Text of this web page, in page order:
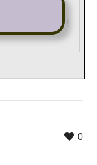
0